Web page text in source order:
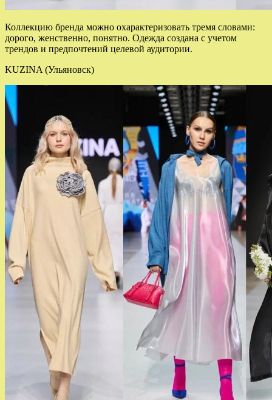
Коллекцию бренда можно охарактеризовать тремя словами:
дорого, женственно, понятно. Одежда создана с учетом
трендов и предпочтений целевой аудитории.
KUZINA (Ульяновск)